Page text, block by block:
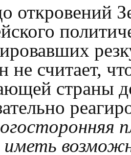
откровений
считает,
страны